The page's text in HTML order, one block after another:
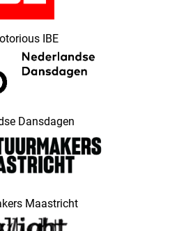
IBE
Dansdagen
Maastricht